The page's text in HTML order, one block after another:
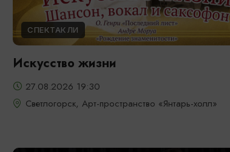
СПЕКТАКЛИ
Искусство жизни
27.08.2026 19:30
Светлогорск, Арт-пространство «Янтарь-холл»